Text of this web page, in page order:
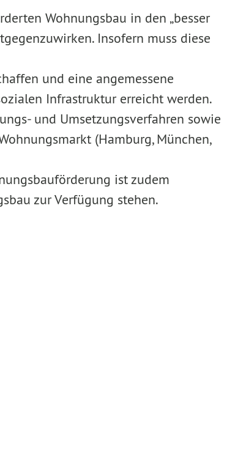
Wohnungsbau in den „besser
Insofern muss diese
und eine angemessene
Infrastruktur erreicht werden.
und Umsetzungsverfahren sowie
(Hamburg, München,
ist zudem
zur Verfügung stehen.